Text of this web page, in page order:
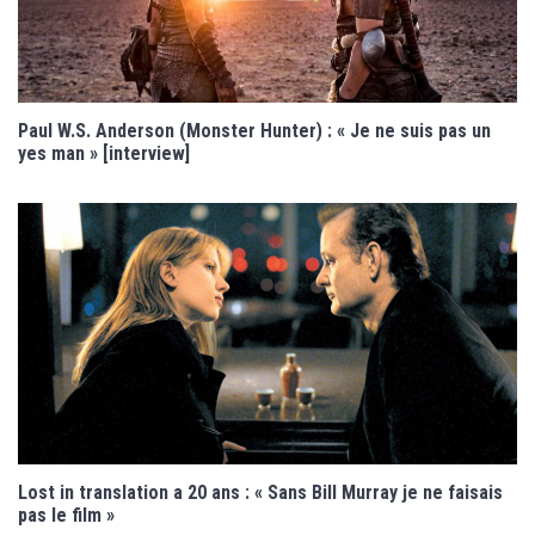
Paul W.S. Anderson (Monster Hunter) : « Je ne suis pas un
yes man » [interview]
Lost in translation a 20 ans : « Sans Bill Murray je ne faisais
pas le film »